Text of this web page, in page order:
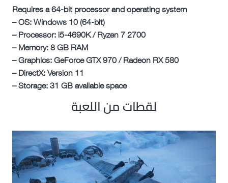
Requires a 64-bit processor and operating system
– OS: Windows 10 (64-bit)
– Processor: i5-4690K / Ryzen 7 2700
– Memory: 8 GB RAM
– Graphics: GeForce GTX 970 / Radeon RX 580
– DirectX: Version 11
– Storage: 31 GB available space
لقطات من اللعبة